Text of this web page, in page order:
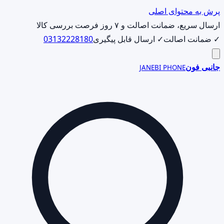
پرش به محتوای اصلی
ارسال سریع، ضمانت اصالت و ۷ روز فرصت بررسی کالا
✓ ضمانت اصالت✓ ارسال قابل پیگیری03132228180
جانبی فونJANEBI PHONE